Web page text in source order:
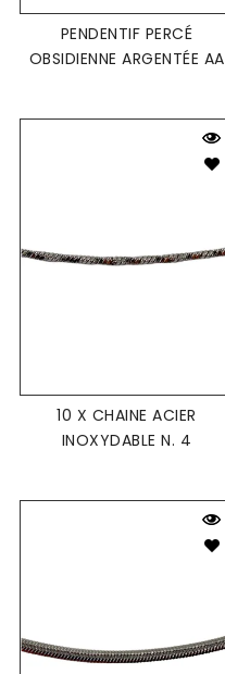
PENDENTIF PERCÉ
OBSIDIENNE ARGENTÉE AA
10 X CHAINE ACIER
INOXYDABLE N. 4